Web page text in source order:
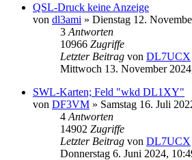
QSL-Druck keine Anzeige
von dl3ami » Dienstag 12.
3 Antworten
10966 Zugriffe
Letzter Beitrag von DL7UCX
Mittwoch 13. November
SWL-Karten; Feld "wkd DL1XY"
von DF3VM » Samstag 16. Juli
4 Antworten
14902 Zugriffe
Letzter Beitrag von DL7UCX
Donnerstag 6. Juni 2024,